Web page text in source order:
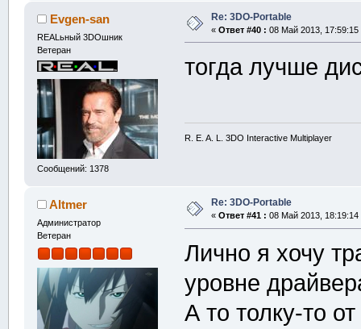
Evgen-san
REALьный 3DOшник
Ветеран
Сообщений: 1378
Re: 3DO-Portable
« Ответ #40 : 08 Май 2013, 17:59:15
тогда лучше
R. E. A. L. 3DO Interactive Multiplayer
Altmer
Администратор
Ветеран
Re: 3DO-Portable
« Ответ #41 : 08 Май 2013, 18:19:14
Лично я хочу
уровне
А то толку-то